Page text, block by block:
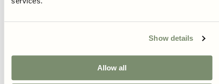
Show details
Allow all